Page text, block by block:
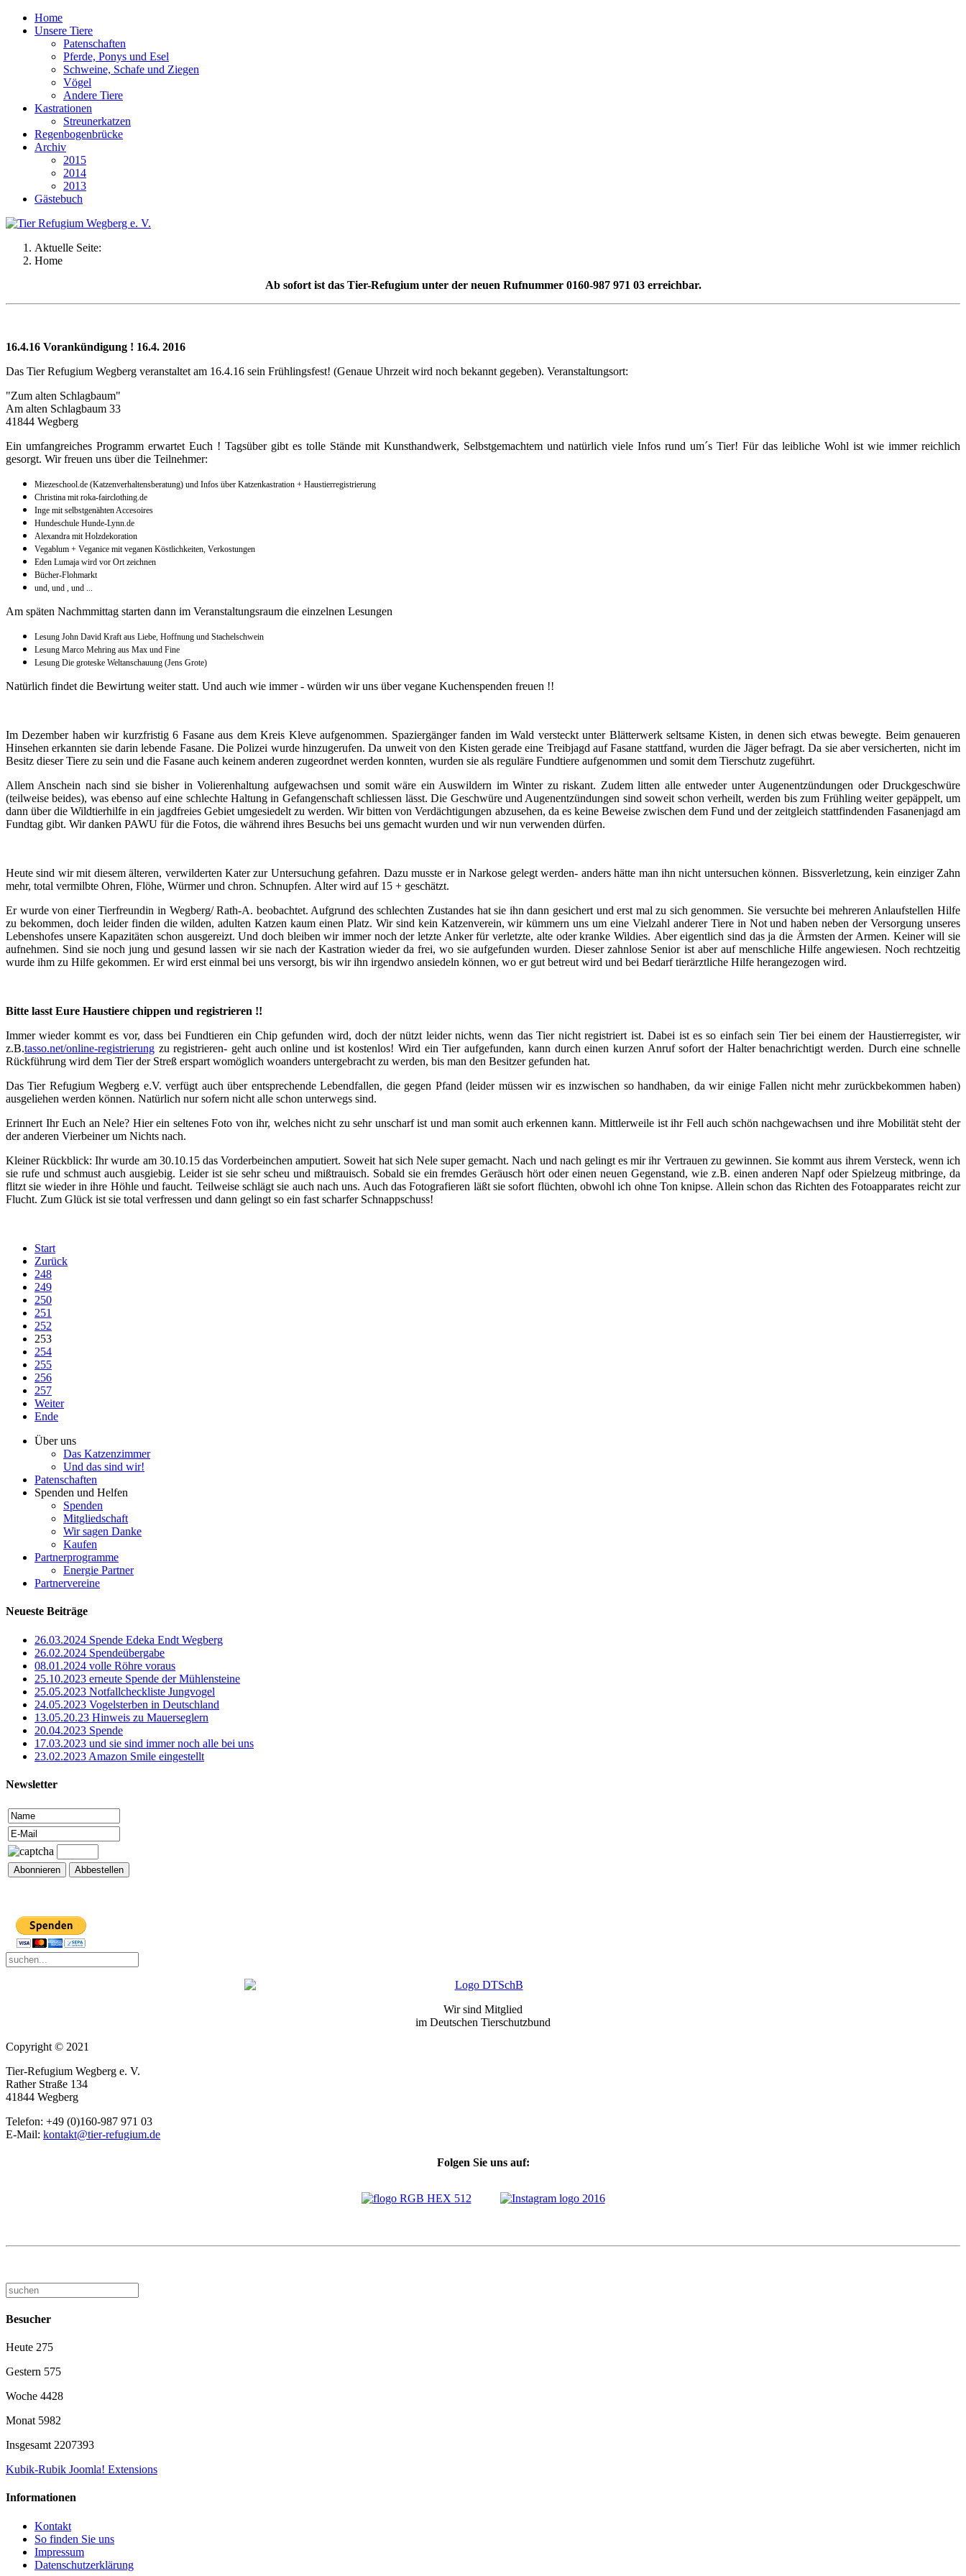
Home
Unsere Tiere
Patenschaften
Pferde, Ponys und Esel
Schweine, Schafe und Ziegen
Vögel
Andere Tiere
Kastrationen
Streunerkatzen
Regenbogenbrücke
Archiv
2015
2014
2013
Gästebuch
Aktuelle Seite:
Home
Ab sofort ist das Tier-Refugium unter der neuen Rufnummer 0160-987 971 03 erreichbar.
16.4.16 Vorankündigung ! 16.4. 2016
Das Tier Refugium Wegberg veranstaltet am 16.4.16 sein Frühlingsfest! (Genaue Uhrzeit wird noch bekannt gegeben). Veranstaltungsort:
"Zum alten Schlagbaum"
Am alten Schlagbaum 33
41844 Wegberg
Ein umfangreiches Programm erwartet Euch ! Tagsüber gibt es tolle Stände mit Kunsthandwerk, Selbstgemachtem und natürlich viele Infos rund um´s Tier! Für das leibliche Wohl ist wie immer reichlich
gesorgt. Wir freuen uns über die Teilnehmer:
Miezeschool.de (Katzenverhaltensberatung) und Infos über Katzenkastration + Haustierregistrierung
Christina mit roka-fairclothing.de
Inge mit selbstgenähten Accesoires
Hundeschule Hunde-Lynn.de
Alexandra mit Holzdekoration
Vegablum + Veganice mit veganen Köstlichkeiten, Verkostungen
Eden Lumaja wird vor Ort zeichnen
Bücher-Flohmarkt
und, und , und ...
Am späten Nachmmittag starten dann im Veranstaltungsraum die einzelnen Lesungen
Lesung John David Kraft aus Liebe, Hoffnung und Stachelschwein
Lesung Marco Mehring aus Max und Fine
Lesung Die groteske Weltanschauung (Jens Grote)
Natürlich findet die Bewirtung weiter statt. Und auch wie immer - würden wir uns über vegane Kuchenspenden freuen !!
Im Dezember haben wir kurzfristig 6 Fasane aus dem Kreis Kleve aufgenommen. Spaziergänger fanden im Wald versteckt unter Blätterwerk seltsame Kisten, in denen sich etwas bewegte. Beim genaueren
Hinsehen erkannten sie darin lebende Fasane. Die Polizei wurde hinzugerufen. Da unweit von den Kisten gerade eine Treibjagd auf Fasane stattfand, wurden die Jäger befragt. Da sie aber versicherten, nicht im
Besitz dieser Tiere zu sein und die Fasane auch keinem anderen zugeordnet werden konnten, wurden sie als reguläre Fundtiere aufgenommen und somit dem Tierschutz zugeführt.
Allem Anschein nach sind sie bisher in Volierenhaltung aufgewachsen und somit wäre ein Auswildern im Winter zu riskant. Zudem litten alle entweder unter Augenentzündungen oder Druckgeschwüre
(teilweise beides), was ebenso auf eine schlechte Haltung in Gefangenschaft schliessen lässt. Die Geschwüre und Augenentzündungen sind soweit schon verheilt, werden bis zum Frühling weiter gepäppelt, um
dann über die Wildtierhilfe in ein jagdfreies Gebiet umgesiedelt zu werden. Wir bitten von Verdächtigungen abzusehen, da es keine Beweise zwischen dem Fund und der zeitgleich stattfindenden Fasanenjagd am
Fundtag gibt. Wir danken PAWU für die Fotos, die während ihres Besuchs bei uns gemacht wurden und wir nun verwenden dürfen.
Heute sind wir mit diesem älteren, verwilderten Kater zur Untersuchung gefahren. Dazu musste er in Narkose gelegt werden- anders hätte man ihn nicht untersuchen können. Bissverletzung, kein einziger Zahn
mehr, total vermilbte Ohren, Flöhe, Würmer und chron. Schnupfen. Alter wird auf 15 + geschätzt.
Er wurde von einer Tierfreundin in Wegberg/ Rath-A. beobachtet. Aufgrund des schlechten Zustandes hat sie ihn dann gesichert und erst mal zu sich genommen. Sie versuchte bei mehreren Anlaufstellen Hilfe
zu bekommen, doch leider finden die wilden, adulten Katzen kaum einen Platz. Wir sind kein Katzenverein, wir kümmern uns um eine Vielzahl anderer Tiere in Not und haben neben der Versorgung unseres
Lebenshofes unsere Kapazitäten schon ausgereizt. Und doch bleiben wir immer noch der letzte Anker für verletzte, alte oder kranke Wildies. Aber eigentlich sind das ja die Ärmsten der Armen. Keiner will sie
aufnehmen. Sind sie noch jung und gesund lassen wir sie nach der Kastration wieder da frei, wo sie aufgefunden wurden. Dieser zahnlose Senior ist aber auf menschliche Hilfe angewiesen. Noch rechtzeitig
wurde ihm zu Hilfe gekommen. Er wird erst einmal bei uns versorgt, bis wir ihn irgendwo ansiedeln können, wo er gut betreut wird und bei Bedarf tierärztliche Hilfe herangezogen wird.
Bitte lasst Eure Haustiere chippen und registrieren !!
Immer wieder kommt es vor, dass bei Fundtieren ein Chip gefunden wird, doch der nützt leider nichts, wenn das Tier nicht registriert ist. Dabei ist es so einfach sein Tier bei einem der Haustierregister, wir
z.B.tasso.net/online-registrierung zu registrieren- geht auch online und ist kostenlos! Wird ein Tier aufgefunden, kann durch einen kurzen Anruf sofort der Halter benachrichtigt werden. Durch eine schnelle
Rückführung wird dem Tier der Streß erspart womöglich woanders untergebracht zu werden, bis man den Besitzer gefunden hat.
Das Tier Refugium Wegberg e.V. verfügt auch über entsprechende Lebendfallen, die gegen Pfand (leider müssen wir es inzwischen so handhaben, da wir einige Fallen nicht mehr zurückbekommen haben)
ausgeliehen werden können. Natürlich nur sofern nicht alle schon unterwegs sind.
Erinnert Ihr Euch an Nele? Hier ein seltenes Foto von ihr, welches nicht zu sehr unscharf ist und man somit auch erkennen kann. Mittlerweile ist ihr Fell auch schön nachgewachsen und ihre Mobilität steht der
der anderen Vierbeiner um Nichts nach.
Kleiner Rückblick:Ihr wurde am 30.10.15 das Vorderbeinchen amputiert. Soweit hat sich Nele super gemacht. Nach und nach gelingt es mir ihr Vertrauen zu gewinnen. Sie kommt aus ihrem Versteck, wenn ich
sie rufe und schmust auch ausgiebig. Leider ist sie sehr scheu und mißtrauisch. Sobald sie ein fremdes Geräusch hört oder einen neuen Gegenstand, wie z.B. einen anderen Napf oder Spielzeug mitbringe, da
flitzt sie wieder in ihre Höhle und faucht. Teilweise schlägt sie auch nach uns. Auch das Fotografieren läßt sie sofort flüchten, obwohl ich ohne Ton knipse. Allein schon das Richten des Fotoapparates reicht zur
Flucht. Zum Glück ist sie total verfressen und dann gelingt so ein fast scharfer Schnappschuss!
Start
Zurück
248
249
250
251
252
253
254
255
256
257
Weiter
Ende
Über uns
Das Katzenzimmer
Und das sind wir!
Patenschaften
Spenden und Helfen
Spenden
Mitgliedschaft
Wir sagen Danke
Kaufen
Partnerprogramme
Energie Partner
Partnervereine
Neueste Beiträge
26.03.2024 Spende Edeka Endt Wegberg
26.02.2024 Spendeübergabe
08.01.2024 volle Röhre voraus
25.10.2023 erneute Spende der Mühlensteine
25.05.2023 Notfallcheckliste Jungvogel
24.05.2023 Vogelsterben in Deutschland
13.05.20.23 Hinweis zu Mauerseglern
20.04.2023 Spende
17.03.2023 und sie sind immer noch alle bei uns
23.02.2023 Amazon Smile eingestellt
Newsletter
Wir sind Mitglied
im Deutschen Tierschutzbund
Copyright © 2021
Tier-Refugium Wegberg e. V.
Rather Straße 134
41844 Wegberg
Telefon: +49 (0)160-987 971 03
E-Mail: kontakt@tier-refugium.de
Folgen Sie uns auf:
Besucher
Heute 275
Gestern 575
Woche 4428
Monat 5982
Insgesamt 2207393
Kubik-Rubik Joomla! Extensions
Informationen
Kontakt
So finden Sie uns
Impressum
Datenschutzerklärung